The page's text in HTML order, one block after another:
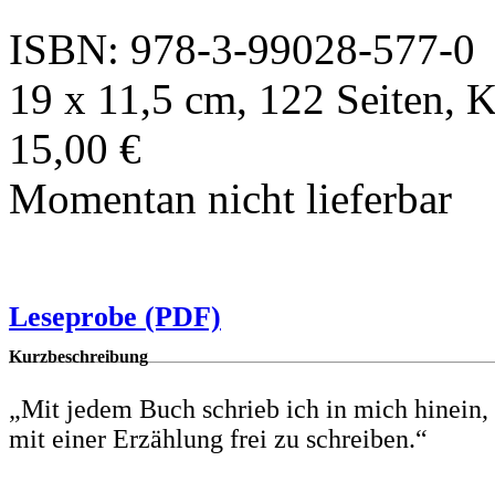
ISBN: 978-3-99028-577-0
19 x 11,5 cm, 122 Seiten,
15,00 €
Momentan nicht lieferbar
Leseprobe (PDF)
Kurzbeschreibung
„Mit jedem Buch schrieb ich in mich hinein,
mit einer Erzählung frei zu schreiben.“